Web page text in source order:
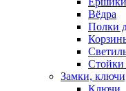
Вёдра
Полки
Стойки
Замки,
Ключи